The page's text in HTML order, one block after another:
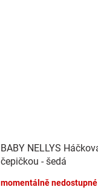
BABY NELLYS
čepičkou - šedá
momentálně nedostupné